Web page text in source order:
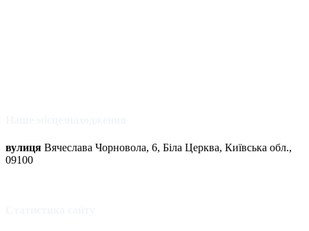
вулиця Вячеслава Чорновола, 6, Біла Церква, Київська обл.,
09100